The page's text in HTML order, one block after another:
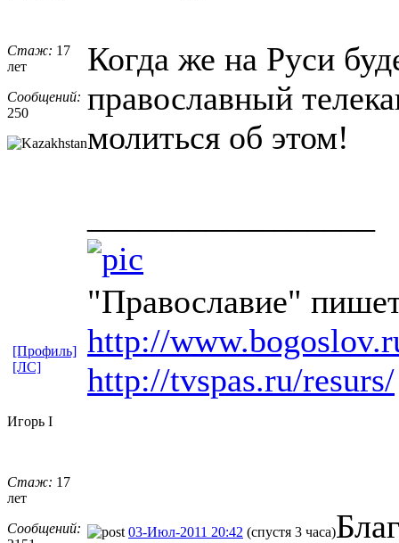
Стаж: 17
лет
Сообщений:
250
Когда же на Руси
православный
молиться об этом!
"Православие"
http://
http://tvspas.ru/resurs/
[Профиль]
[ЛС]
Игорь I
Стаж: 17
лет
Сообщений:
03-Июл-2011 20:42 (спустя 3 часа)